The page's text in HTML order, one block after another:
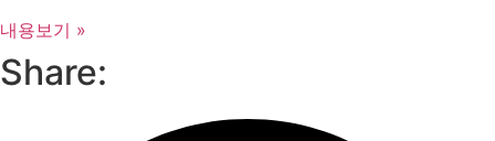
내용보기 »
Share: